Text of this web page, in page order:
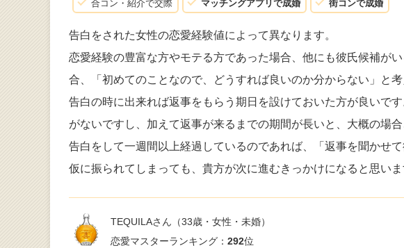
合コン・紹介で交際 マッチングアプリで成婚 街コンで成婚
告白をされた女性の恋愛経験値によって異なります。
恋愛経験の豊富な方やモテる方であった場合、他にも彼氏候補が
合、「初めてのことなので、どうすれば良いのか分からない」と考
告白の時に出来れば返事をもらう期日を設けておいた方が良いで
がないですし、加えて返事が来るまでの期間が長いと、大概の場
告白をして一週間以上経過しているのであれば、「返事を聞かせ
仮に振られてしまっても、貴方が次に進むきっかけになると思いま
TEQUILAさん （33歳・女性・未婚）
恋愛マスターランキング： 292位